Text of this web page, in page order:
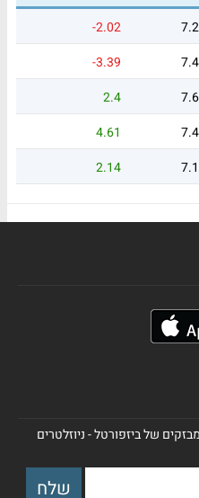
-2.02
-3.39
2.4
4.61
2.14
של ביזפורטל - ניוזלטרים